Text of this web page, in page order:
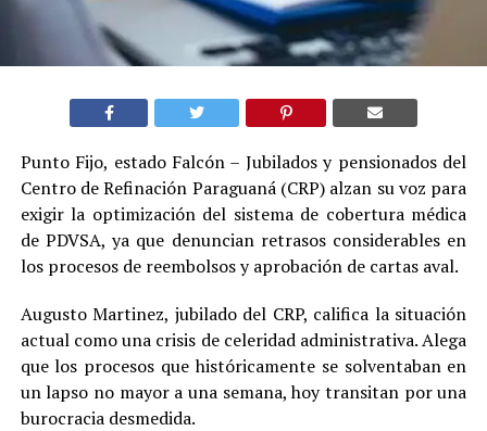
Punto Fijo, estado Falcón – Jubilados y pensionados del
Centro de Refinación Paraguaná (CRP) alzan su voz para
exigir la optimización del sistema de cobertura médica
de PDVSA, ya que denuncian retrasos considerables en
los procesos de reembolsos y aprobación de cartas aval.
Augusto Martinez, jubilado del CRP, califica la situación
actual como una crisis de celeridad administrativa. Alega
que los procesos que históricamente se solventaban en
un lapso no mayor a una semana, hoy transitan por una
burocracia desmedida.